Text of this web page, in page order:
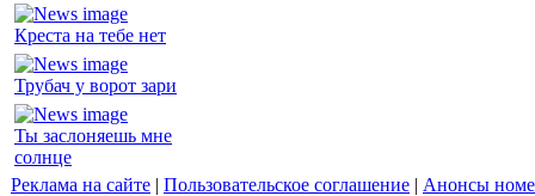
Креста на тебе нет
Трубач у ворот зари
Ты заслоняешь мне
солнце
Реклама на сайте | Пользовательское соглашение | Анонсы